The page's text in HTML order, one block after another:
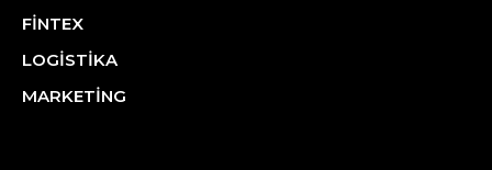
FİNTEX
LOGİSTİKA
MARKETİNG